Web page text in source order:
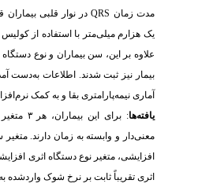
مدت زمانQRSدر نوار قلبی بیماران
یک هزارم میلی‌متر با استفاده از کولیس
علاوه بر این، سن بیماران و نوع دستگاه
بیمار نیز ثبت شدند. اطلاعات به‌دست
آماری نیمه‌پارامتری بقا و به کمک نرم‌افزار
یافته‌ها
: برای این
معنی‌دار و وابسته به زمان دارند.
افزایشی، متغیر نوع دستگاه اثری
اثری تقریباً ثابت بر نرخ شوک واردشده به